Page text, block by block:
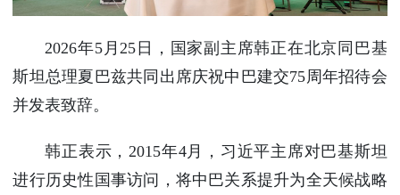
门负责
联系方
式
2026年5月25日，国家副主席韩正在北京同巴基
斯坦总理夏巴兹共同出席庆祝中巴建交75周年招待会
并发表致辞。
韩正表示，2015年4月，习近平主席对巴基斯坦
进行历史性国事访问，将中巴关系提升为全天候战略